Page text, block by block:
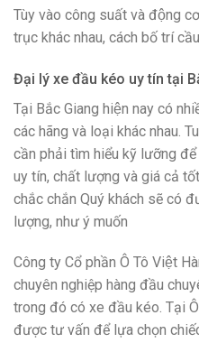
Tùy vào công suất và động
trục khác nhau, cách bố trí
Đại lý xe đầu kéo uy tín tại
Tại Bắc Giang hiện nay có
các hãng và loại khác nhau.
cần phải tìm hiểu kỹ lưỡng
uy tín, chất lượng và giá cả
chắc chắn Quý khách sẽ có
lượng, như ý muốn
Công ty Cổ phần Ô Tô Việt
chuyên nghiệp hàng đầu
trong đó có xe đầu kéo. Tại
được tư vấn để lựa chọn